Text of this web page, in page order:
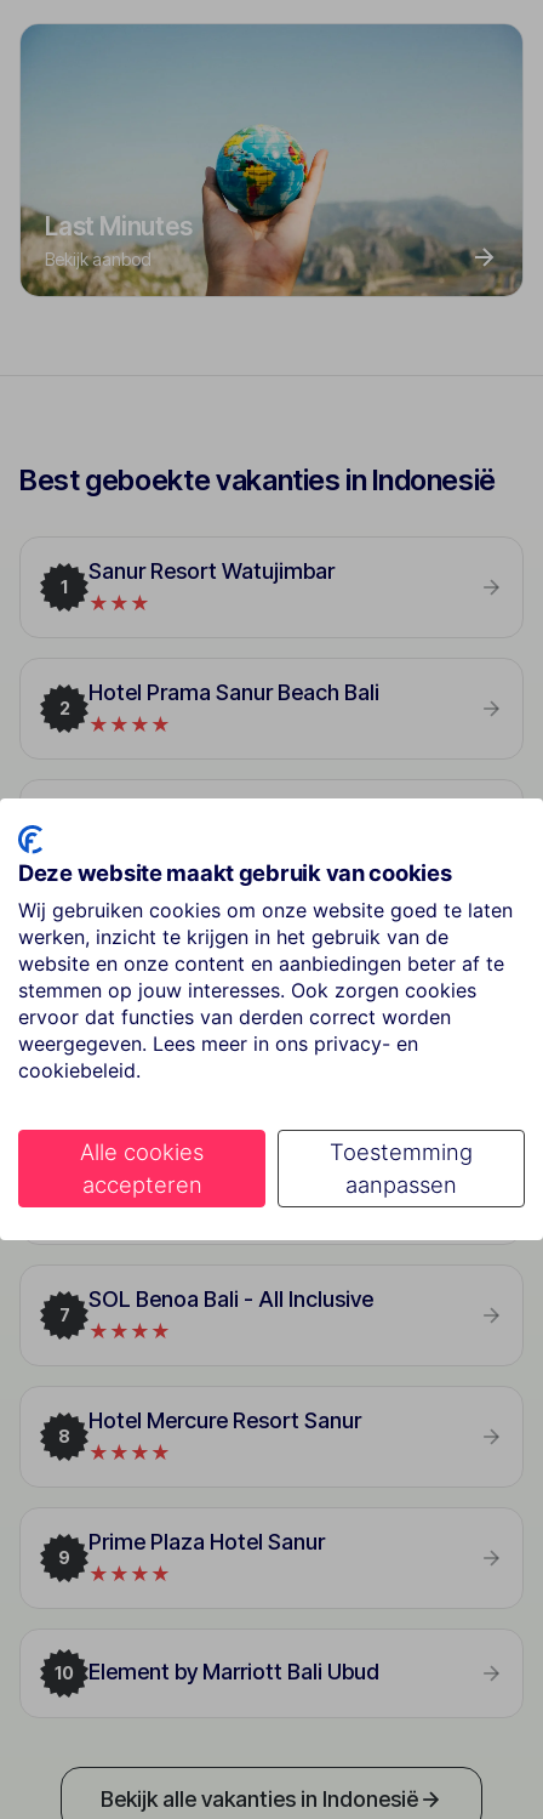
Last Minutes
Bekijk aanbod
Best geboekte vakanties in Indonesië
1
Sanur Resort Watujimbar
★★★
2
Hotel Prama Sanur Beach Bali
★★★★
4
Segara Village Hotel
★★★★
5
Bumas
Wina Holiday Villa Kuta Bali
★★★
7
SOL Benoa Bali - All Inclusive
★★★★
8
Hotel Mercure Resort Sanur
★★★★
9
Prime Plaza Hotel Sanur
★★★★
10 Element by Marriott Bali Ubud
Bekijk alle vakanties in Indonesië
Deze website maakt gebruik van cookies
Wij gebruiken cookies om onze website goed te laten
werken, inzicht te krijgen in het gebruik van de
website en onze content en aanbiedingen beter af te
stemmen op jouw interesses. Ook zorgen cookies
ervoor dat functies van derden correct worden
weergegeven. Lees meer in ons privacy- en
cookiebeleid.
Alle cookies
accepteren
Toestemming
aanpassen